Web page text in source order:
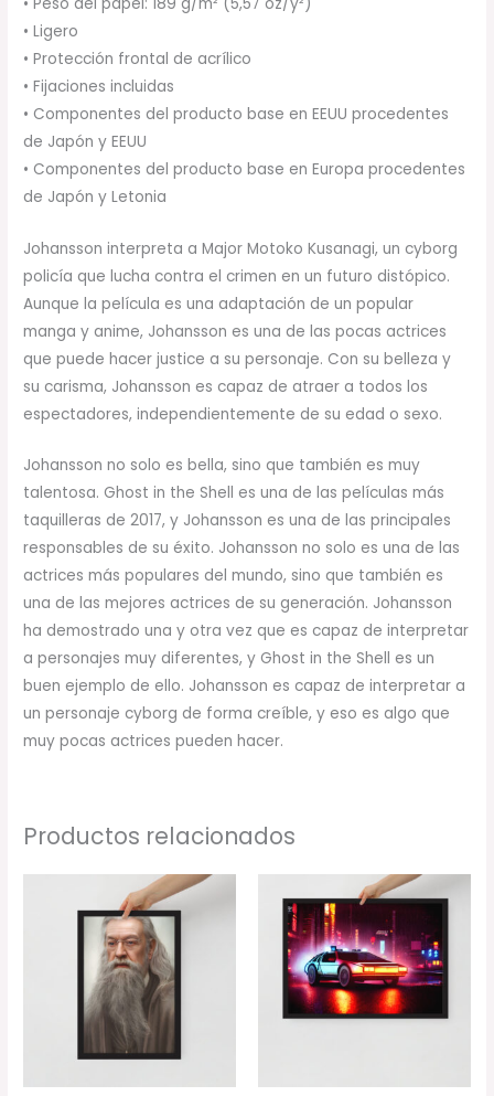
• Ligero
• Protección frontal de acrílico
• Fijaciones incluidas
• Componentes del producto base en EEUU procedentes
de Japón y EEUU
• Componentes del producto base en Europa procedentes
de Japón y Letonia
Johansson interpreta a Major Motoko Kusanagi, un cyborg
policía que lucha contra el crimen en un futuro distópico.
Aunque la película es una adaptación de un popular
manga y anime, Johansson es una de las pocas actrices
que puede hacer justice a su personaje. Con su belleza y
su carisma, Johansson es capaz de atraer a todos los
espectadores, independientemente de su edad o sexo.
Johansson no solo es bella, sino que también es muy
talentosa. Ghost in the Shell es una de las películas más
taquilleras de 2017, y Johansson es una de las principales
responsables de su éxito. Johansson no solo es una de las
actrices más populares del mundo, sino que también es
una de las mejores actrices de su generación. Johansson
ha demostrado una y otra vez que es capaz de interpretar
a personajes muy diferentes, y Ghost in the Shell es un
buen ejemplo de ello. Johansson es capaz de interpretar a
un personaje cyborg de forma creíble, y eso es algo que
muy pocas actrices pueden hacer.
Productos relacionados
Rango
de
precios:
desde
34,00 €
hasta
78,00 €
Rango
de
precios:
desde
32,00 €
hasta
60,00 €